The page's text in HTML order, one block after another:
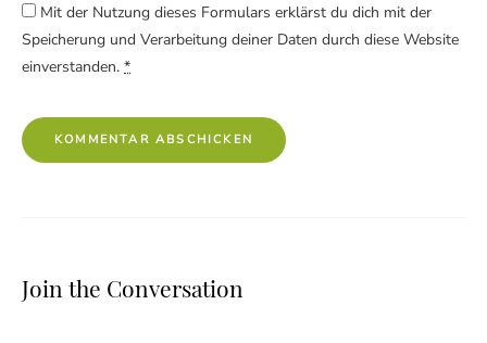
Mit der Nutzung dieses Formulars erklärst du dich mit der
Speicherung und Verarbeitung deiner Daten durch diese Website
einverstanden. *
Join the Conversation